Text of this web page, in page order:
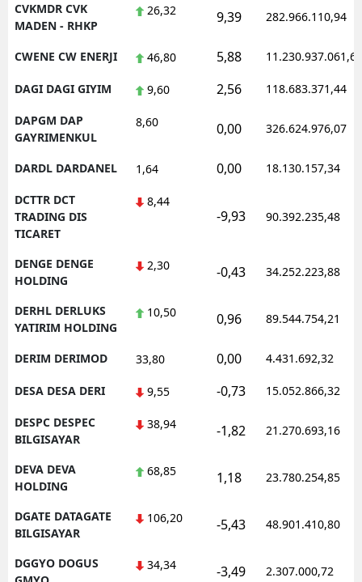
CVKMDR CVK
MADEN - RHKP
26,32 9,39 282.966.110,94
CWENE CW ENERJI 46,80 5,88 11.230.937.061,62
DAGI DAGI GIYIM 9,60 2,56 118.683.371,44
DAPGM DAP
GAYRIMENKUL
8,60 0,00 326.624.976,07
DARDL DARDANEL 1,64 0,00 18.130.157,34
DCTTR DCT
TRADING DIS
TICARET
8,44
-9,93 90.392.235,48
DENGE DENGE
HOLDING
2,30 -0,43 34.252.223,88
DERHL DERLUKS
YATIRIM HOLDING
10,50 0,96 89.544.754,21
DERIM DERIMOD 33,80 0,00 4.431.692,32
DESA DESA DERI 9,55 -0,73 15.052.866,32
DESPC DESPEC
BILGISAYAR
38,94 -1,82 21.270.693,16
DEVA DEVA
HOLDING
68,85 1,18 23.780.254,85
DGATE DATAGATE
BILGISAYAR
106,20 -5,43 48.901.410,80
DGGYO DOGUS
34,34 -3,49 2.307.000,72